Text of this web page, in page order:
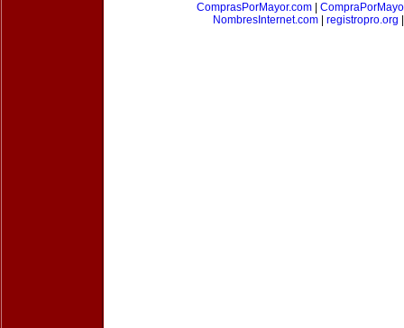
ComprasPorMayor.com
NombresInternet.com
registropro.org